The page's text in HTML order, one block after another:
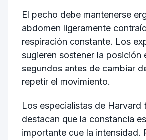
El pecho debe mantenerse
abdomen ligeramente
respiración constante. Los
sugieren sostener la posición
segundos antes de cambiar
repetir el movimiento.
Los especialistas de Harvard
destacan que la constancia
importante que la intensidad.